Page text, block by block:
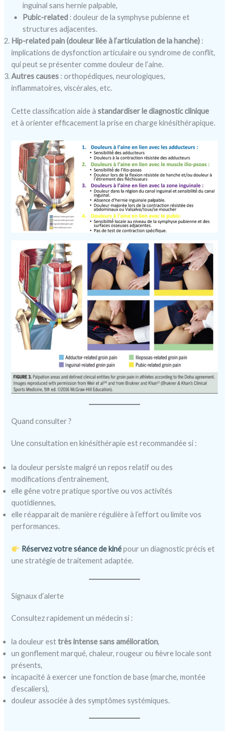
inguinal sans hernie palpable,
Pubic-related : douleur de la symphyse pubienne et
structures adjacentes.
Hip-related pain (douleur liée à l’articulation de la hanche) :
implications de dysfonction articulaire ou syndrome de conflit,
qui peut se présenter comme douleur de l’aine.
Autres causes : orthopédiques, neurologiques,
inflammatoires, viscérales, etc.
Cette classification aide àstandardiser le diagnostic clinique
et à orienter efficacement la prise en charge kinésithérapique.
Quand consulter ?
Une consultation en kinésithérapie est recommandée si :
la douleur persiste malgré un repos relatif ou des
modifications d’entraînement,
elle gêne votre pratique sportive ou vos activités
quotidiennes,
elle réapparait de manière régulière à l’effort ou limite vos
performances.
Réservez votre séance de kinépour un diagnostic précis et
une stratégie de traitement adaptée.
Signaux d’alerte
Consultez rapidement un médecin si :
la douleur esttrès intense sans amélioration,
un gonflement marqué, chaleur, rougeur ou fièvre locale sont
présents,
incapacité à exercer une fonction de base (marche, montée
d’escaliers),
douleur associée à des symptômes systémiques.